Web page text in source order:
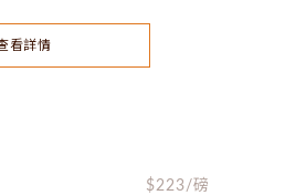
看詳情
$223/磅